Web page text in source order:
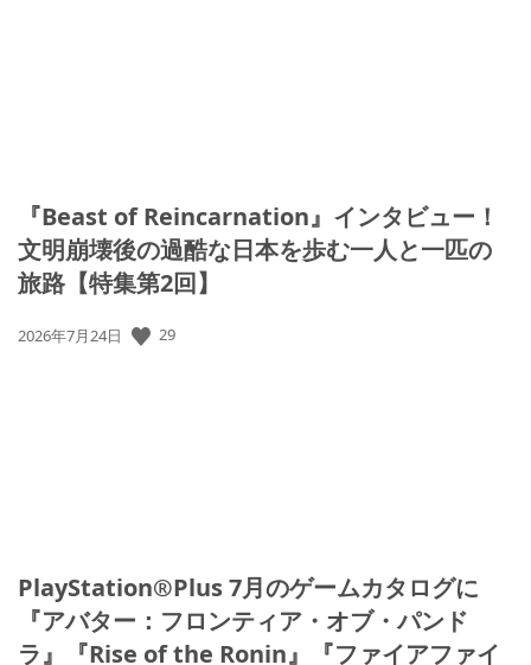
『Beast of Reincarnation』インタビュー！
文明崩壊後の過酷な日本を歩む一人と一匹の
旅路【特集第2回】
公
2026年7月24日 29
PlayStation®Plus 7月のゲームカタログに
『アバター：フロンティア・オブ・パンド
ラ』『Rise of the Ronin』『ファイアファイ